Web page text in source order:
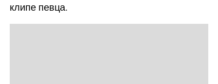
клипе певца.